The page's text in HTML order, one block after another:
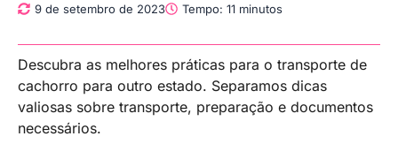
9 de setembro de 2023
Tempo: 11 minutos
Descubra as melhores práticas para o transporte de
cachorro para outro estado. Separamos dicas
valiosas sobre transporte, preparação e documentos
necessários.